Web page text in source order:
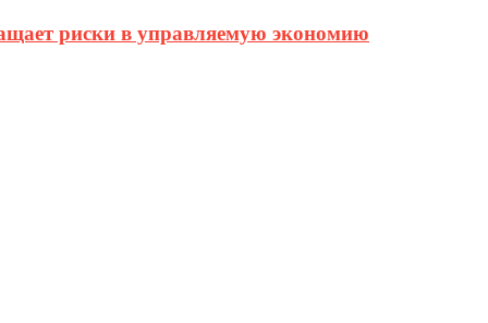
риски в управляемую экономию